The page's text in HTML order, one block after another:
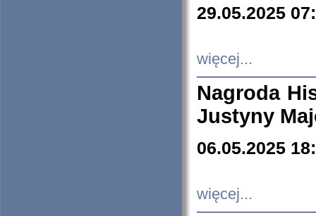
29.05.2025
więcej...
Nagroda
Justyny
06.05.2025
więcej...